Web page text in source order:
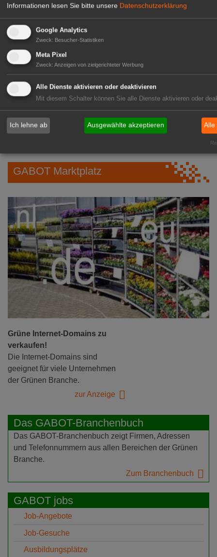
Logistikhalle
Herongen
zur Stellenanzeige
GABOT Immobilienangebote
1A-Lage, ihre Chance in der
Repräsentative Immobilie für
IHREN Betrieb!
GABOT Marktplatz
Grüne Internet-Domains zu
verkaufen!
Die Internet-Domains sind
geeignet für viele Unternehmen
der Grünen Branche.
zur Anzeige
Das GABOT-Branchenbuch
Das GABOT-Branchenbuch zeigt Firmen, Adressen
und Telefonnummern aus allen Bereichen der Grünen
Branche.
Zum Branchenbuch
GABOT jobs
Job-Angebote
Job-Gesuche
Ausbildungsplätze
Informationen lesen Sie bitte unsere Datenschutzerklärung
Google Analytics
Zweck: Besucher-Statistiken
Meta Pixel
Zweck: Anzeigen von zielgerichteter Werbung
Alle Dienste aktivieren oder deaktivieren
Mit diesem Schalter können Sie alle Dienste aktivieren oder
Ich lehne ab Ausgewählte akzeptieren Alle